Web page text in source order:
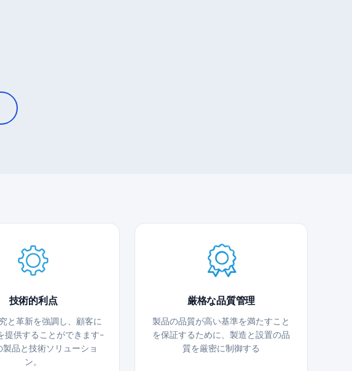
技術的利点
と革新を強調し、顧客に
提供することができます-
製品と技術ソリューショ
ン。
厳格な品質管理
製品の品質が高い基準を満たすこと
を保証するために、製造と設置の品
質を厳密に制御する